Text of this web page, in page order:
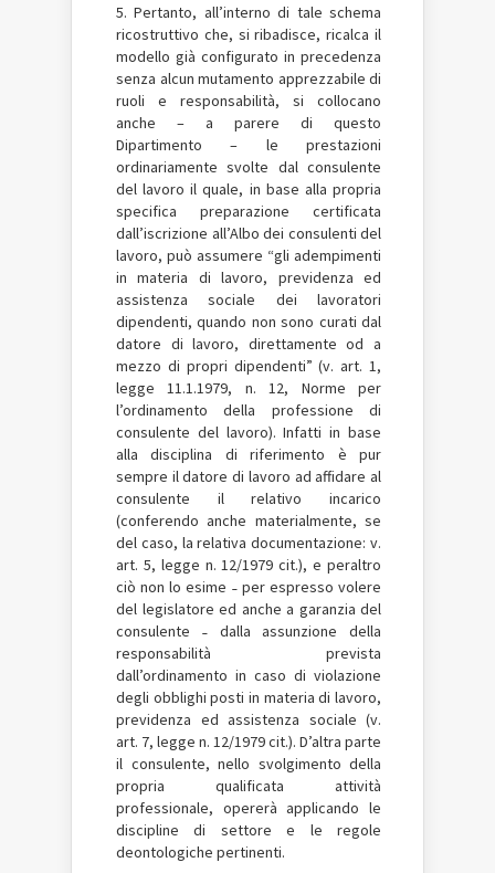
5. Pertanto, all’interno di tale schema
ricostruttivo che, si ribadisce, ricalca il
modello già configurato in precedenza
senza alcun mutamento apprezzabile di
ruoli e responsabilità, si collocano
anche – a parere di questo
Dipartimento – le prestazioni
ordinariamente svolte dal consulente
del lavoro il quale, in base alla propria
specifica preparazione certificata
dall’iscrizione all’Albo dei consulenti del
lavoro, può assumere “gli adempimenti
in materia di lavoro, previdenza ed
assistenza sociale dei lavoratori
dipendenti, quando non sono curati dal
datore di lavoro, direttamente od a
mezzo di propri dipendenti” (v. art. 1,
legge 11.1.1979, n. 12, Norme per
l’ordinamento della professione di
consulente del lavoro). Infatti in base
alla disciplina di riferimento è pur
sempre il datore di lavoro ad affidare al
consulente il relativo incarico
(conferendo anche materialmente, se
del caso, la relativa documentazione: v.
art. 5, legge n. 12/1979 cit.), e peraltro
ciò non lo esime ˗ per espresso volere
del legislatore ed anche a garanzia del
consulente ˗ dalla assunzione della
responsabilità prevista
dall’ordinamento in caso di violazione
degli obblighi posti in materia di lavoro,
previdenza ed assistenza sociale (v.
art. 7, legge n. 12/1979 cit.). D’altra parte
il consulente, nello svolgimento della
propria qualificata attività
professionale, opererà applicando le
discipline di settore e le regole
deontologiche pertinenti.